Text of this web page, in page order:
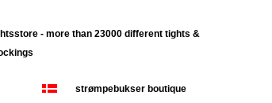
- more than 23000 different tights &
strømpebukser boutique